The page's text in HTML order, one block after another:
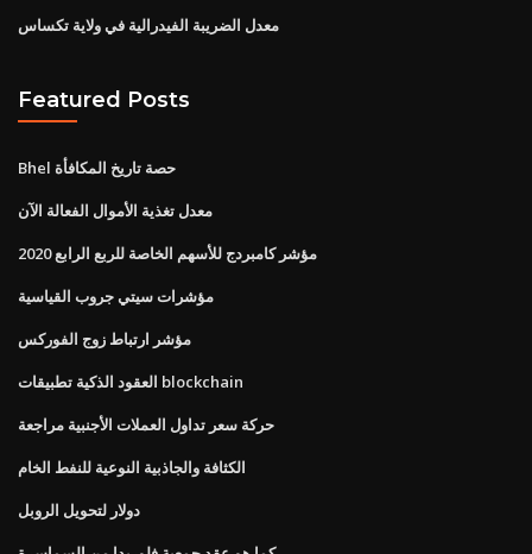
معدل الضريبة الفيدرالية في ولاية تكساس
Featured Posts
Bhel حصة تاريخ المكافأة
معدل تغذية الأموال الفعالة الآن
مؤشر كامبردج للأسهم الخاصة للربع الرابع 2020
مؤشرات سيتي جروب القياسية
مؤشر ارتباط زوج الفوركس
العقود الذكية تطبيقات blockchain
حركة سعر تداول العملات الأجنبية مراجعة
الكثافة والجاذبية النوعية للنفط الخام
دولار لتحويل الروبل